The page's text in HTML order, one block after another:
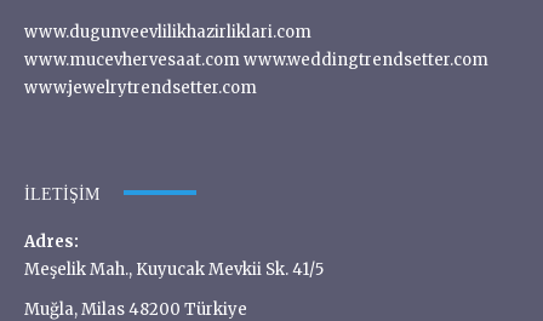
www.dugunveevlilikhazirliklari.com
www.mucevhervesaat.com www.weddingtrendsetter.com
www.jewelrytrendsetter.com
İLETIŞIM
Adres:
Meşelik Mah., Kuyucak Mevkii Sk. 41/5
Muğla, Milas 48200 Türkiye